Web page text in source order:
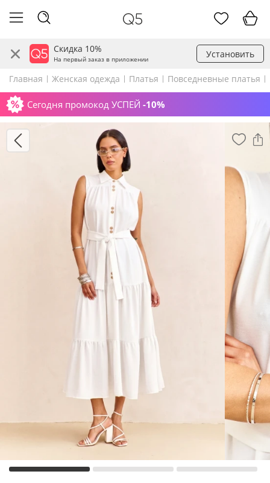
Скидка 10%
На первый заказ в приложении Установить
Главная Женская одежда Платья Повседневные платья
Сегодня промокод УСПЕЙ -10%